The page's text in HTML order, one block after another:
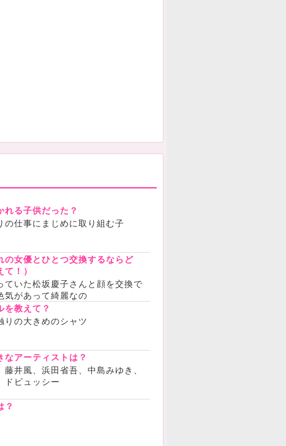
れる子供だった？
の仕事にまじめに取り組む子
の女優とひとつ交換するならど
！）
ていた松坂慶子さんと顔を交換で
があって綺麗なの
を教えて？
りの大きめのシャツ
なアーティストは？
井風、浜田省吾、中島みゆき、
ドビュッシー
？